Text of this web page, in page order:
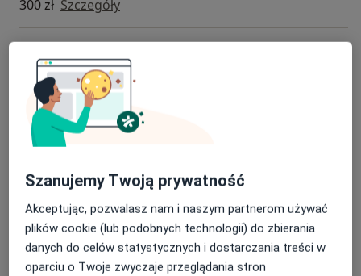
300 zł Szczegóły
Od 500 zł Szczegóły
Łyżeczkowanie/Kriochirurgia (2-3 zmiany)
Od 500 zł Szczegóły
Łyżeczkowanie/Kriochirurgia (1 zmiana)
Od 350 zł Szczegóły
Wideodermatoskopia
Od 400 zł Szczegóły
Szanujemy Twoją prywatność
Akceptując, pozwalasz nam i naszym partnerom używać
plików cookie (lub podobnych technologii) do zbierania
danych do celów statystycznych i dostarczania treści w
oparciu o Twoje zwyczaje przeglądania stron